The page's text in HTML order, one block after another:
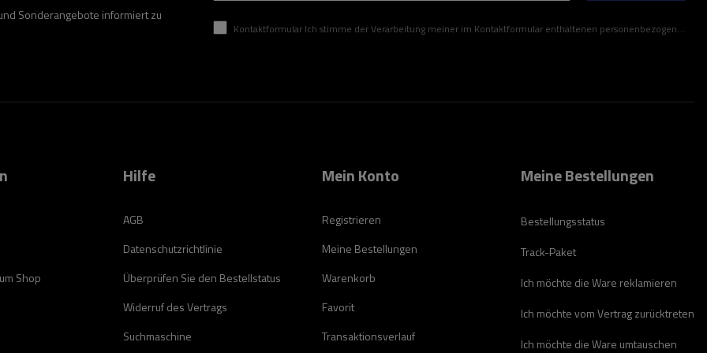
Sonderangebote informiert zu
Kontaktformular Ich stimme der Verarbeitung meiner im Kontaktformular enthaltenen personenbezogenen Daten gemäß der Verordnung (EU) des Europäischen Parlaments und des Rates zu.
Shop
Hilfe
AGB
Datenschutzrichtlinie
Überprüfen Sie den Bestellstatus
Widerruf des Vertrags
Suchmaschine
Mein Konto
Registrieren
Meine Bestellungen
Warenkorb
Favorit
Transaktionsverlauf
Meine Bestellungen
Bestellungsstatus
Track-Paket
Ich möchte die Ware reklamieren
Ich möchte vom Vertrag zurücktreten
Ich möchte die Ware umtauschen